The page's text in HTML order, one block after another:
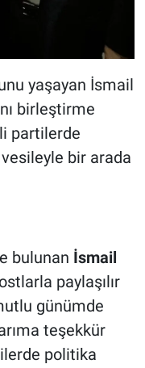
yaşayan İsmail
birleştirme
partilerde
bir arada
bulunan İsmail
paylaşılır
günümde
teşekkür
politika